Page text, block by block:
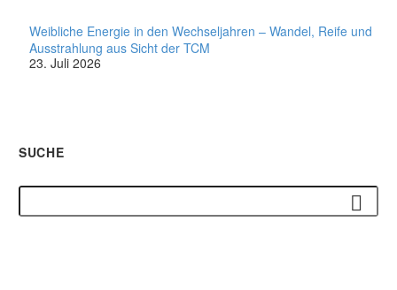
Weibliche Energie in den Wechseljahren – Wandel, Reife und
Ausstrahlung aus Sicht der TCM
23. Juli 2026
SUCHE